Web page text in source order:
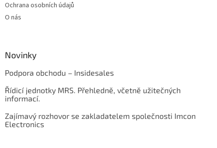
Ochrana osobních údajů
O nás
Novinky
Podpora obchodu – Insidesales
Řídicí jednotky MRS. Přehledně, včetně užitečných
informací.
Zajímavý rozhovor se zakladatelem společnosti Imcon
Electronics